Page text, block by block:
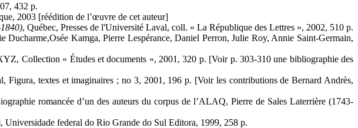
432 p.
2003 [réédition de l’œuvre de cet auteur]
, Québec, Presses de l'Université Laval, coll. « La République des Lettres », 2002, 510 p.
Kamga, Pierre Lespérance, Daniel Perron, Julie Roy, Annie Saint-Germain,
Collection « Études et documents », 2001, 320 p. [Voir p. 303-310 une bibliographie des
textes et imaginaires ; no 3, 2001, 196 p. [Voir les contributions de Bernard Andrès,
romancée d’un des auteurs du corpus de l’ALAQ, Pierre de Sales Laterrière (1743-
Universidade federal do Rio Grande do Sul Editora, 1999, 258 p.